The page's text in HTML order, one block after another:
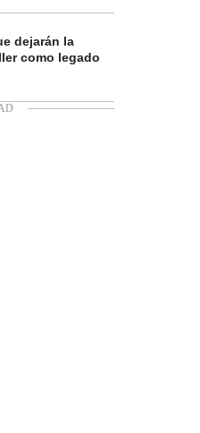
dejarán la
como legado